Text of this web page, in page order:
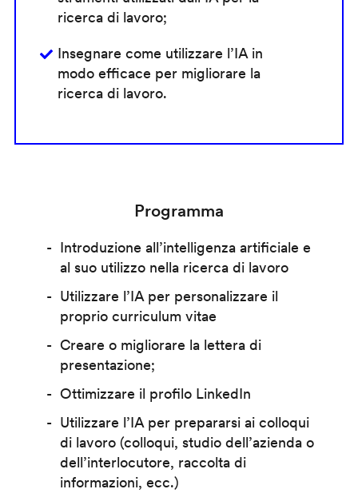
ricerca di lavoro;
Insegnare come utilizzare l’IA in
modo efficace per migliorare la
ricerca di lavoro.
Programma
Introduzione all’intelligenza artificiale e
al suo utilizzo nella ricerca di lavoro
Utilizzare l’IA per personalizzare il
proprio curriculum vitae
Creare o migliorare la lettera di
presentazione;
Ottimizzare il profilo LinkedIn
Utilizzare l’IA per prepararsi ai colloqui
di lavoro (colloqui, studio dell’azienda o
dell’interlocutore, raccolta di
informazioni, ecc.)